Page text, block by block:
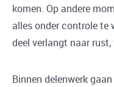
komen. Op andere
alles onder controle te
deel verlangt naar
Binnen delenwerk